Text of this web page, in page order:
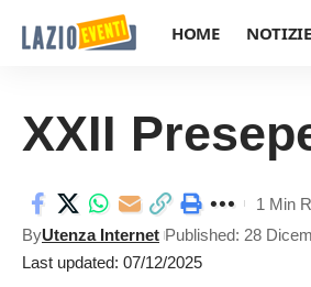
HOME NOTIZIE
XXII
Last updated: 07/12/2025
ByUtenza Internet Published: 28
1 Min